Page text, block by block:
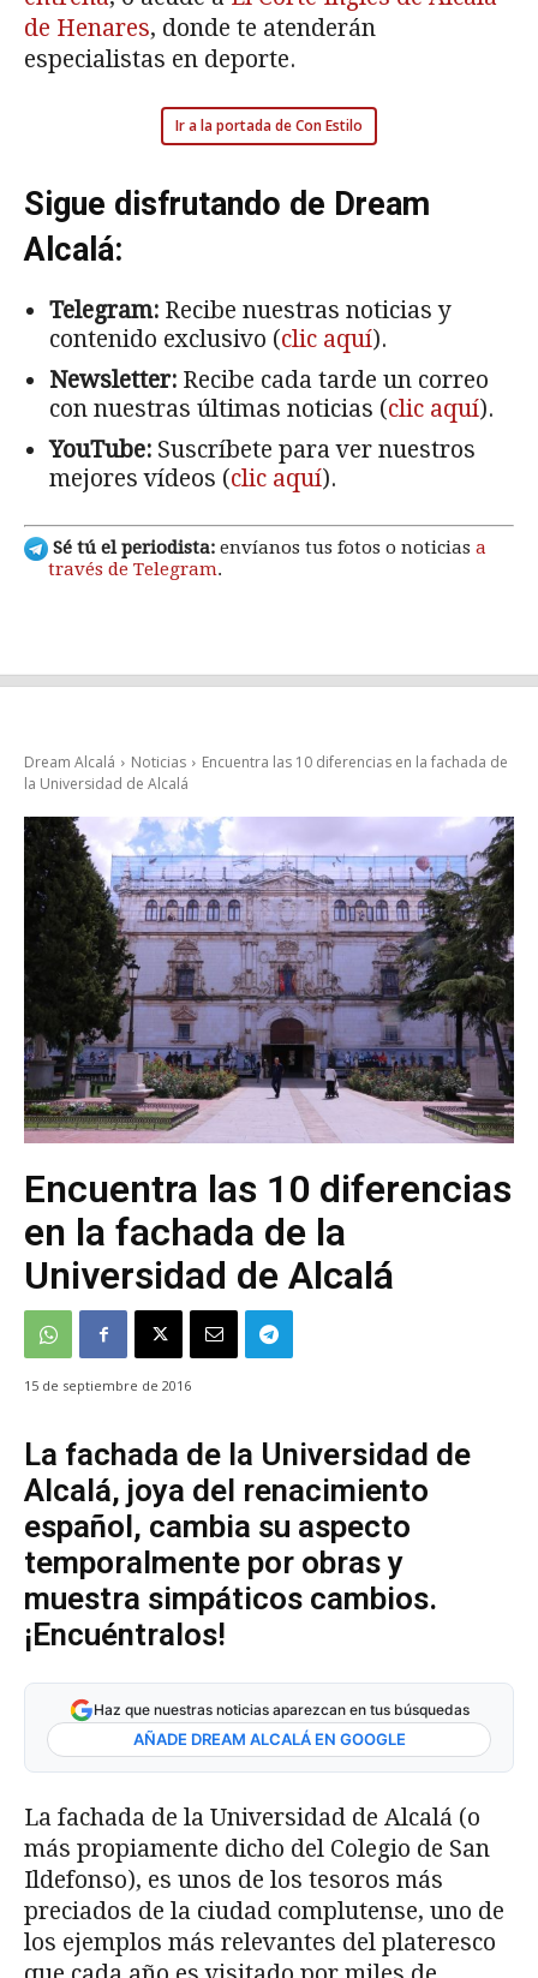
de Henares, donde te atenderán
especialistas en deporte.
Ir a la portada de Con Estilo
Sigue disfrutando de Dream
Alcalá:
Telegram: Recibe nuestras noticias y
contenido exclusivo (clic aquí).
Newsletter: Recibe cada tarde un correo
con nuestras últimas noticias (clic aquí).
YouTube: Suscríbete para ver nuestros
mejores vídeos (clic aquí).
Sé tú el periodista: envíanos tus fotos o noticias a
través de Telegram.